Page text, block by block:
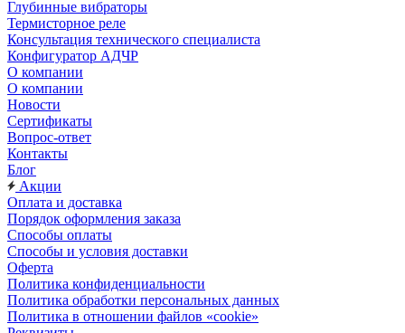
Глубинные вибраторы
Термисторное реле
Консультация технического специалиста
Конфигуратор АДЧР
О компании
О компании
Новости
Сертификаты
Вопрос-ответ
Контакты
Блог
Акции
Оплата и доставка
Порядок оформления заказа
Способы оплаты
Способы и условия доставки
Оферта
Политика конфиденциальности
Политика обработки персональных данных
Политика в отношении файлов «cookie»